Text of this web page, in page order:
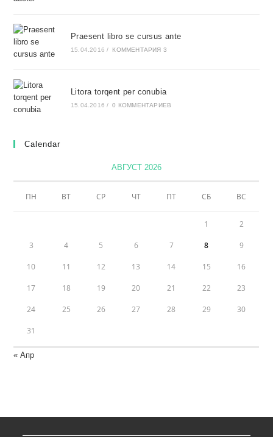
Praesent libro se cursus ante
15.04.2016 / КОММЕНТАРИЯ 3
Litora torqent per conubia
15.04.2016 / 0 КОММЕНТАРИЕВ
Calendar
АВГУСТ 2026
ПН ВТ СР ЧТ ПТ СБ ВС
1 2
3 4 5 6 7 8 9
10 11 12 13 14 15 16
17 18 19 20 21 22 23
24 25 26 27 28 29 30
31
« Апр